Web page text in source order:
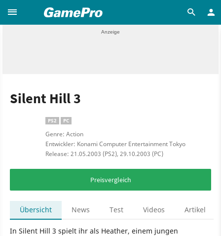
Silent Hill 3
PS2 PC
Genre: Action
Entwickler: Konami Computer Entertainment Tokyo
Release: 21.05.2003 (PS2), 29.10.2003 (PC)
Preisvergleich
Übersicht News Test Videos Artikel
In Silent Hill 3 spielt ihr als Heather, einem jungen